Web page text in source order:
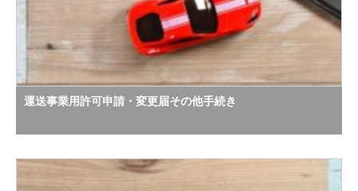
運送事業用許可申請・変更届その他手続き